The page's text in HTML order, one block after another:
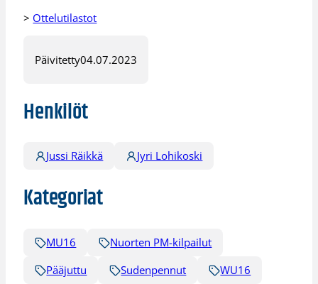
> Ottelutilastot
Päivitetty04.07.2023
Henkilöt
Jussi Räikkä Jyri Lohikoski
Kategoriat
MU16
Nuorten PM-kilpailut
Pääjuttu
Sudenpennut WU16